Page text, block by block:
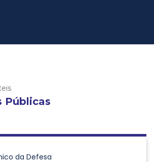
Públicas
da Defesa